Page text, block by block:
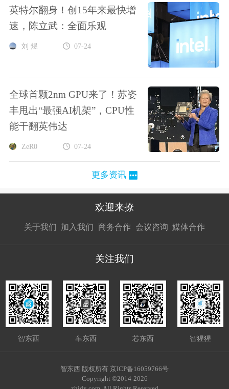
英特尔翻身！创15年来最快增
速，陈立武：全面乐观
刘 煜 07-24
全球首颗2nm GPU来了！苏姿
丰甩出“最强AI机架”，CPU性
能干翻英伟达
ZeR0 07-24
更多资讯
欢迎来撩
关于我们 加入我们
接扔简历
商务合作
接开聊
会议咨询 媒体合作
接开聊
关注我们
智东西 车东西 芯东西 智猩猩
智东西 版权所有 京ICP备16059766号
Copyright ©2014-2026